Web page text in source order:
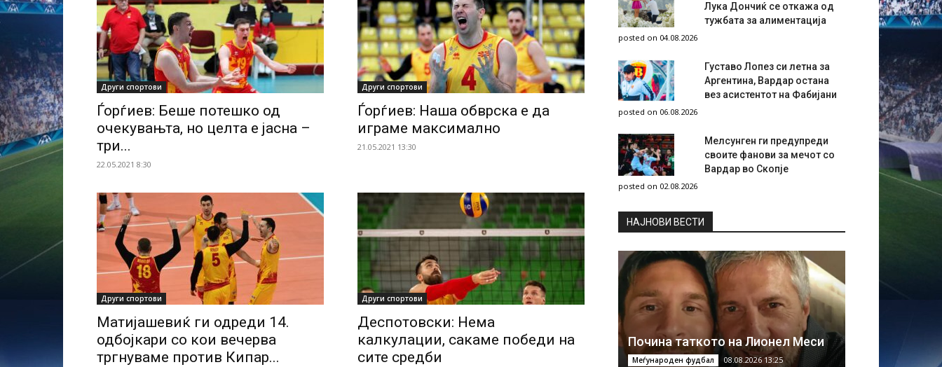
Други спортови
Ѓорѓиев: Беше потешко од
очекувањта, но целта е јасна –
три...
22.05.2021 8:30
Други спортови
Ѓорѓиев: Наша обврска е да
играме максимално
21.05.2021 13:30
Други спортови
Матијашевиќ ги одреди 14.
одбојкари со кои вечерва
тргнуваме против Кипар...
Други спортови
Деспотовски: Нема
калкулации, сакаме победи на
сите средби
Лука Дончиќ се откажа од
тужбата за алиментација
posted on 04.08.2026
Густаво Лопез си летна за
Аргентина, Вардар остана
вез асистентот на Фабијани
posted on 06.08.2026
Мелсунген ги предупреди
своите фанови за мечот со
Вардар во Скопје
posted on 02.08.2026
НAЈНОВИ ВЕСТИ
Почина таткото на Лионел Меси
Меѓународен фудбал 08.08.2026 13:25